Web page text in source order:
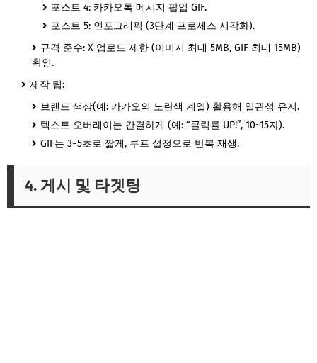
포스트 4: 카카오톡 메시지 팝업 GIF.
포스트 5: 인포그래픽 (3단계 프로세스 시각화).
규격 준수: X 업로드 제한 (이미지 최대 5MB, GIF 최대 15MB)
확인.
제작 팁:
브랜드 색상(예: 카카오의 노란색 계열) 활용해 일관성 유지.
텍스트 오버레이는 간결하게 (예: “클릭률 UP!”, 10~15자).
GIF는 3~5초로 짧게, 루프 설정으로 반복 재생.
4. 게시 및 타겟팅